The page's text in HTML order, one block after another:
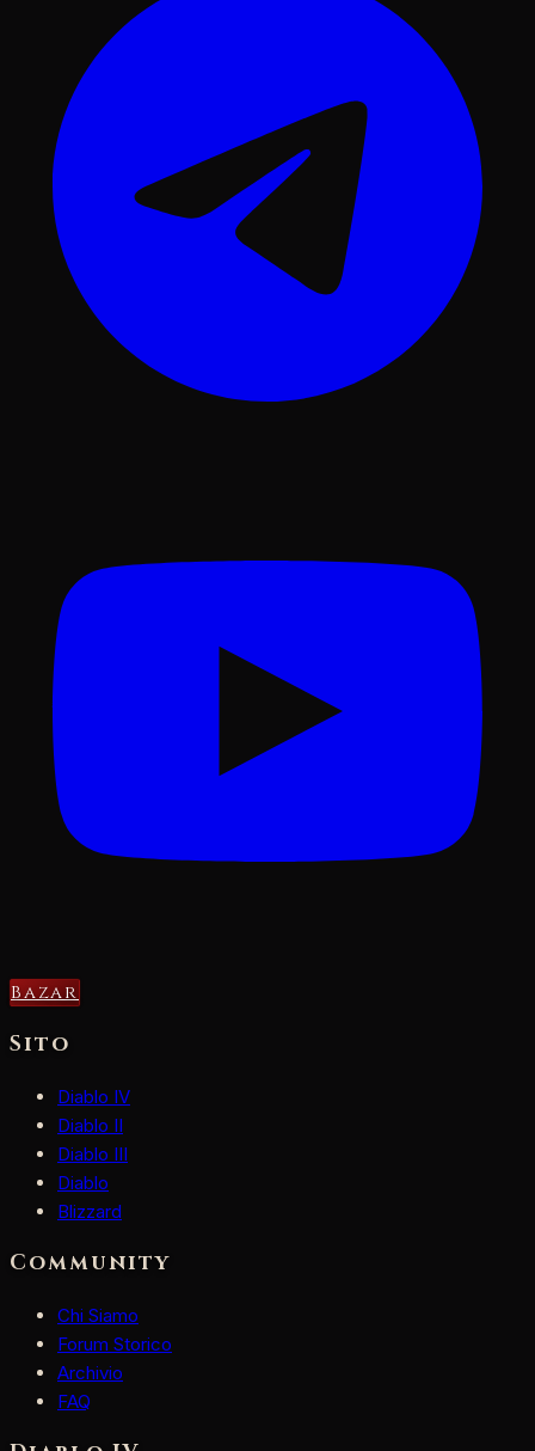
Bazar
Sito
Diablo IV
Diablo II
Diablo III
Diablo
Blizzard
Community
Chi Siamo
Forum Storico
Archivio
FAQ